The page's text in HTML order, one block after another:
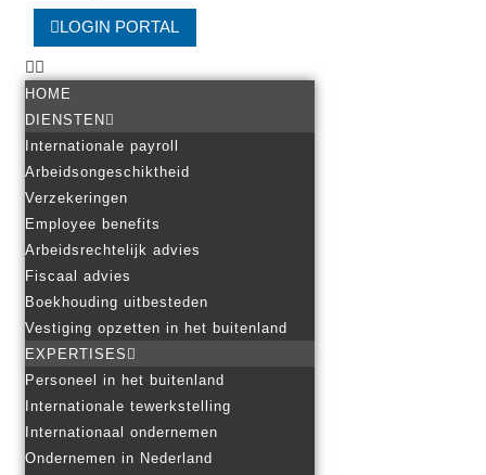
LOGIN PORTAL
HOME
DIENSTEN
Internationale payroll
Arbeidsongeschiktheid
Verzekeringen
Employee benefits
Arbeidsrechtelijk advies
Fiscaal advies
Boekhouding uitbesteden
Vestiging opzetten in het buitenland
EXPERTISES
Personeel in het buitenland
Internationale tewerkstelling
Internationaal ondernemen
Ondernemen in Nederland